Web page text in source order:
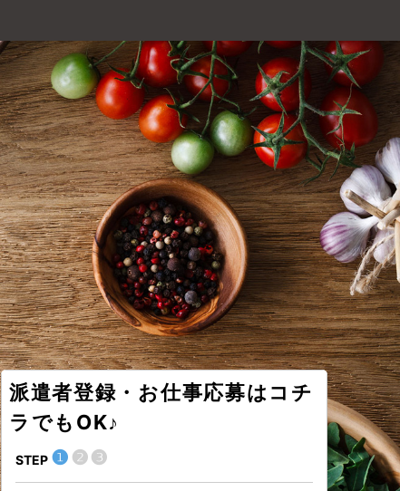
派遣者登録・お仕事応募はコチ
ラでもOK♪
STEP ❶❷❸ STEP❶❷